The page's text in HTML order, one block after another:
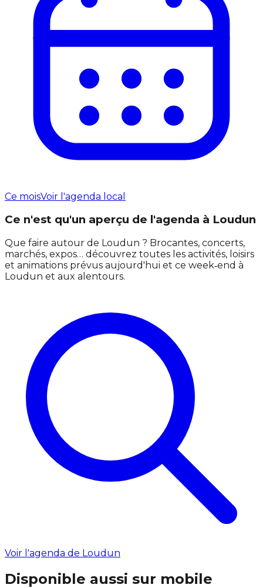
Ce moisVoir l'agenda local
Ce n'est qu'un aperçu de l'agenda à Loudun
Que faire autour de Loudun ? Brocantes, concerts,
marchés, expos… découvrez toutes les activités, loisirs
et animations prévus aujourd'hui et ce week‑end à
Loudun et aux alentours.
Voir l'agenda de Loudun
Disponible aussi sur mobile